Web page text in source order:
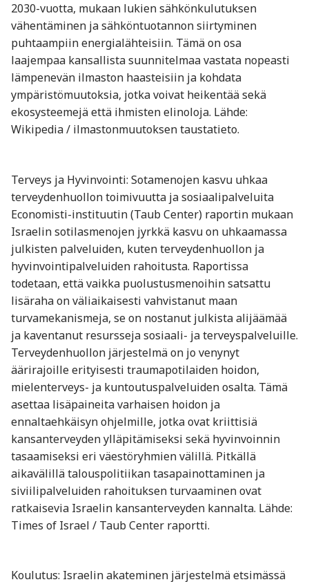
2030-vuotta, mukaan lukien sähkönkulutuksen
vähentäminen ja sähköntuotannon siirtyminen
puhtaampiin energialähteisiin. Tämä on osa
laajempaa kansallista suunnitelmaa vastata nopeasti
lämpenevän ilmaston haasteisiin ja kohdata
ympäristömuutoksia, jotka voivat heikentää sekä
ekosysteemejä että ihmisten elinoloja. Lähde:
Wikipedia / ilmastonmuutoksen taustatieto.
Terveys ja Hyvinvointi: Sotamenojen kasvu uhkaa
terveydenhuollon toimivuutta ja sosiaalipalveluita
Economisti-instituutin (Taub Center) raportin mukaan
Israelin sotilasmenojen jyrkkä kasvu on uhkaamassa
julkisten palveluiden, kuten terveydenhuollon ja
hyvinvointipalveluiden rahoitusta. Raportissa
todetaan, että vaikka puolustusmenoihin satsattu
lisäraha on väliaikaisesti vahvistanut maan
turvamekanismeja, se on nostanut julkista alijäämää
ja kaventanut resursseja sosiaali- ja terveyspalveluille.
Terveydenhuollon järjestelmä on jo venynyt
äärirajoille erityisesti traumapotilaiden hoidon,
mielenterveys- ja kuntoutuspalveluiden osalta. Tämä
asettaa lisäpaineita varhaisen hoidon ja
ennaltaehkäisyn ohjelmille, jotka ovat kriittisiä
kansanterveyden ylläpitämiseksi sekä hyvinvoinnin
tasaamiseksi eri väestöryhmien välillä. Pitkällä
aikavälillä talouspolitiikan tasapainottaminen ja
siviilipalveluiden rahoituksen turvaaminen ovat
ratkaisevia Israelin kansanterveyden kannalta. Lähde:
Times of Israel / Taub Center raportti.
Koulutus: Israelin akateminen järjestelmä etsimässä